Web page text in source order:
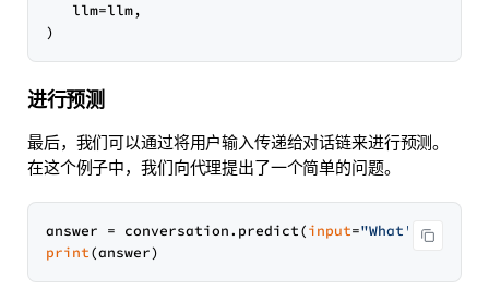
   llm=llm,
进行预测
最后，我们可以通过将用户输入传递给对话链来进行预测。
在这个例子中，我们向代理提出了一个简单的问题。
answer = conversation.predict(input="What's my
print